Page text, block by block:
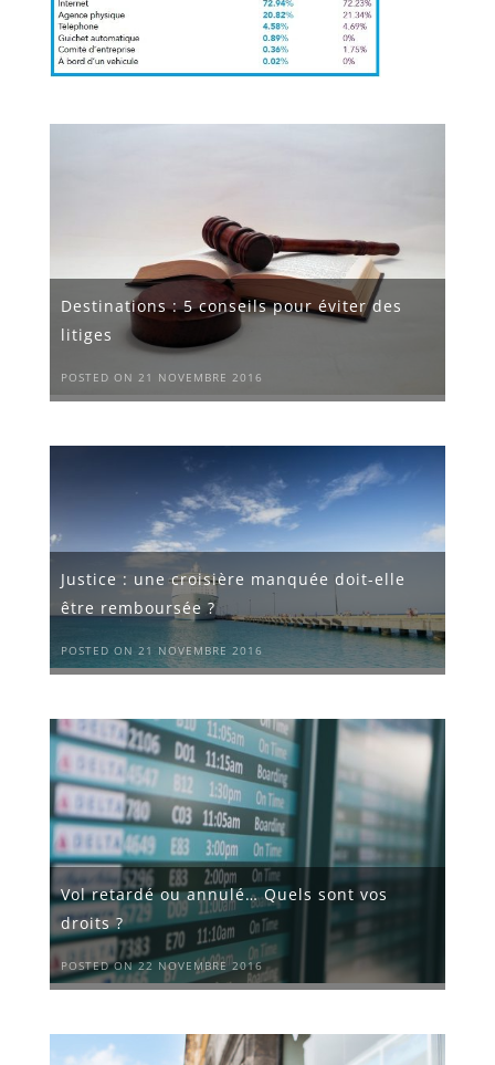
Destinations : 5 conseils pour éviter des
litiges
POSTED ON 21 NOVEMBRE 2016
Justice : une croisière manquée doit-elle
être remboursée ?
POSTED ON 21 NOVEMBRE 2016
Vol retardé ou annulé… Quels sont vos
droits ?
POSTED ON 22 NOVEMBRE 2016